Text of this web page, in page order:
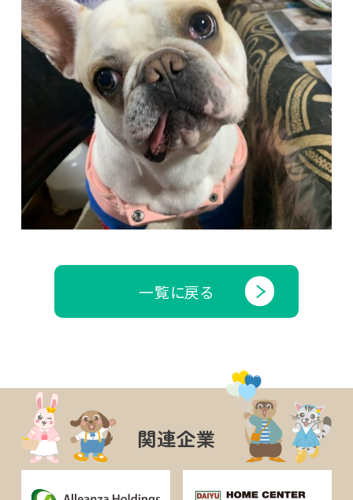
一覧に戻る
関連企業